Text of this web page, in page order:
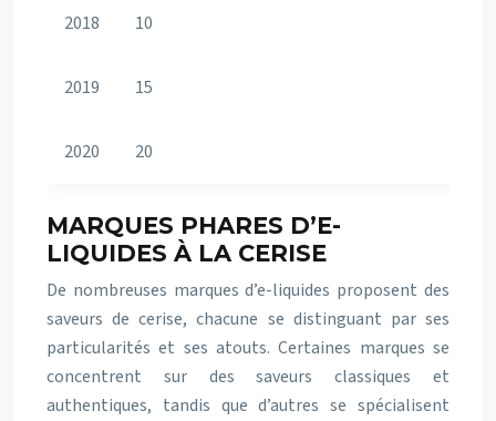
2018 10
2019 15
2020 20
MARQUES PHARES D’E-
LIQUIDES À LA CERISE
De nombreuses marques d’e-liquides proposent des
saveurs de cerise, chacune se distinguant par ses
particularités et ses atouts. Certaines marques se
concentrent sur des saveurs classiques et
authentiques, tandis que d’autres se spécialisent